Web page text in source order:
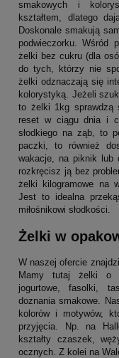
smakowych i
kształtem, dlatego
Doskonale smakują
podwieczorku. Wśród
żelki bez cukru (dla
do tych, którzy nie
żelki odznaczają się
kolorystyką. Jeżeli
to żelki 1kg sprawdzą
reset w ciągu dnia i
słodkiego na ząb, to
paczki, to również
wakacje, na piknik lub
rozkręcisz ją bez
żelki kilogramowe na
Jest to idealna
miłośnikowi słodkości.
Żelki w
W naszej ofercie
Mamy tutaj żelki o
jogurtowe, fasolki,
doznania smakowe.
kolorów i motywów,
przyjęcia. Np. na
kształty czaszek,
ocznych. Z kolei na